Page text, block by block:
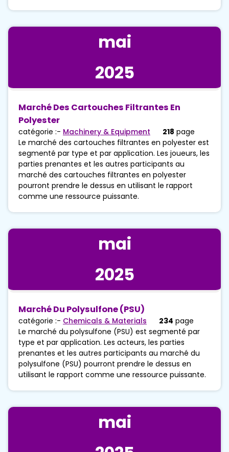
mai
2025
Marché Des Cartouches Filtrantes En
Polyester
catégorie :- Machinery & Equipment 218 page
Le marché des cartouches filtrantes en polyester est
segmenté par type et par application. Les joueurs, les
parties prenantes et les autres participants au
marché des cartouches filtrantes en polyester
pourront prendre le dessus en utilisant le rapport
comme une ressource puissante.
mai
2025
Marché Du Polysulfone (PSU)
catégorie :- Chemicals & Materials 234 page
Le marché du polysulfone (PSU) est segmenté par
type et par application. Les acteurs, les parties
prenantes et les autres participants au marché du
polysulfone (PSU) pourront prendre le dessus en
utilisant le rapport comme une ressource puissante.
mai